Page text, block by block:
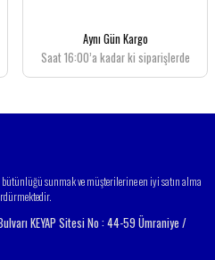
Aynı Gün Kargo
Saat 16:00’a kadar ki siparişlerde
sunmak ve müşterilerine en iyi satın alma
KEYAP Sitesi No : 44-59 Ümraniye /